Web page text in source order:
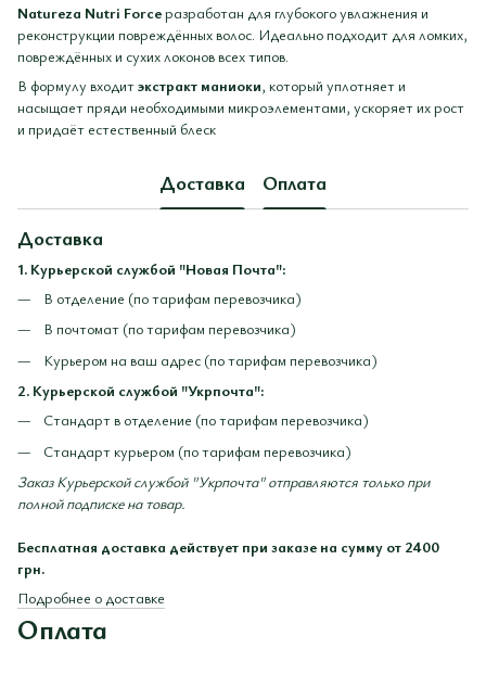
Natureza Nutri Force разработан для глубокого увлажнения и
реконструкции повреждённых волос. Идеально подходит для ломких,
повреждённых и сухих локонов всех типов.
В формулу входитэкстракт маниоки, который уплотняет и
насыщает пряди необходимыми микроэлементами, ускоряет их рост
и придаёт естественный блеск
Доставка Оплата
Доставка
1. Курьерской службой "Новая Почта":
В отделение (по тарифам перевозчика)
В почтомат (по тарифам перевозчика)
Курьером на ваш адрес (по тарифам перевозчика)
2. Курьерской службой "Укрпочта":
Стандарт в отделение (по тарифам перевозчика)
Стандарт курьером (по тарифам перевозчика)
Заказ Курьерской службой "Укрпочта" отправляются только при
полной подписке на товар.
Бесплатная доставка действует при заказе на сумму от 2400
грн.
Подробнее о доставке
Оплата